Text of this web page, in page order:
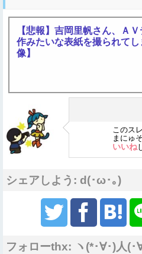
【悲報】吉岡里帆さん、Ａ
作みたいな表紙を撮られてし
像】
このス
まにゅ
いいね
シェアしよう: d(･ω･｡)
フォローthx: ヽ(*･∀･)人(･